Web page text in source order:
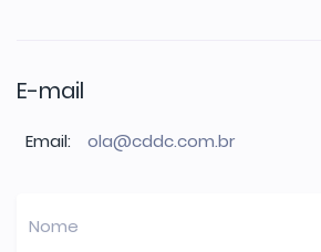
E-mail
Email: ola@cddc.com.br